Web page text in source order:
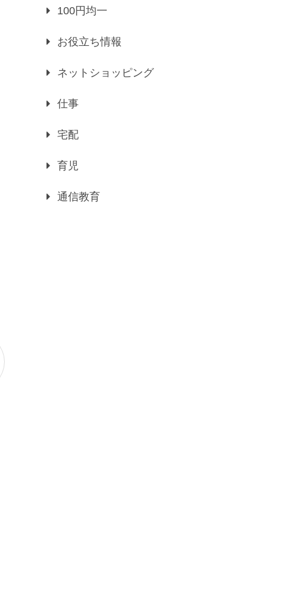
100円均一
お役立ち情報
ネットショッピング
仕事
宅配
育児
通信教育